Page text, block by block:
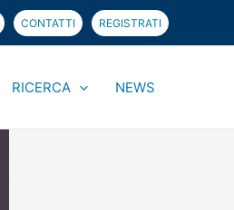
CONTATTI REGISTRATI
RICERCA
NEWS